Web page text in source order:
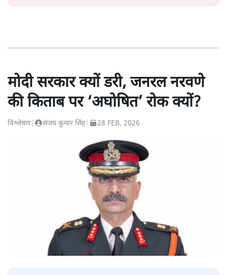
मोदी सरकार क्यों डरी, जनरल नरवणे
की किताब पर ‘अघोषित’ रोक क्यों?
विश्लेषण| संजय कुमार सिंह| 28 FEB, 2026